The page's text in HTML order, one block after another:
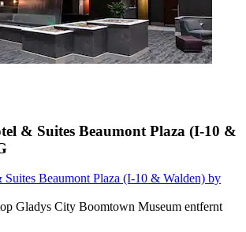
& Suites Beaumont Plaza (I-10 &
Beaumont Plaza (I-10 & Walden) by
Gladys City Boomtown Museum entfernt